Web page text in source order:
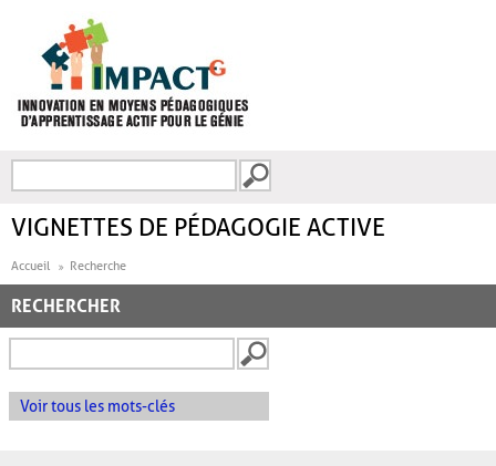
FORMULAIRE DE
VIGNETTES DE PÉDAGOGIE ACTIVE
Accueil Recherche
RECHERCHER
Voir tous les mots-clés